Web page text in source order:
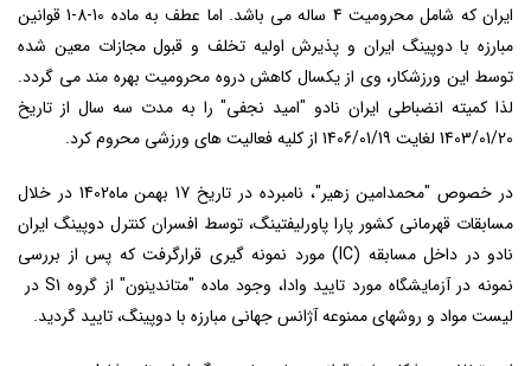
ایران که شامل محرومیت 4 ساله می باشد. اما عطف به ماده 10-8-1 قوانین
مبارزه با دوپینگ ایران و پذیرش اولیه تخلف و قبول مجازات معین شده
توسط این ورزشکار، وی از یکسال کاهش دروه محرومیت بهره مند می گردد.
لذا کمیته انضباطی ایران نادو "امید نجفی" را به مدت سه سال از تاریخ
1403/01/20 لغایت 1406/01/19 از کلیه فعالیت های ورزشی محروم کرد
.
در خصوص "محمدامین زهیر"، نامبرده در تاریخ 17 بهمن ماه1402 در خلال
مسابقات قهرمانی کشور پارا پاورلیفتینگ، توسط افسران کنترل دوپینگ ایران
نادو در داخل مسابقه (IC)
مورد نمونه گیری قرارگرفت که پس از بررسی
نمونه در آزمایشگاه مورد تایید وادا، وجود ماده "متاندینون" از گروهS1
در
لیست مواد و روشهای ممنوعه آژانس جهانی مبارزه با دوپینگ، تایید گردید.